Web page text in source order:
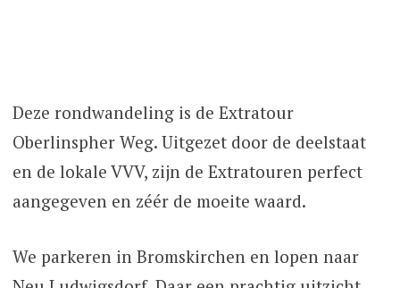
Deze rondwandeling is de Extratour
Oberlinspher Weg. Uitgezet door de deelstaat
en de lokale VVV, zijn de Extratouren perfect
aangegeven en zéér de moeite waard.
We parkeren in Bromskirchen en lopen naar